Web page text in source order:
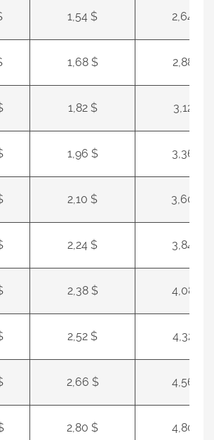
1,54 $ 2,64 $
1,68 $ 2,88 $
1,82 $ 3,12 $
1,96 $ 3,36 $
2,10 $ 3,60 $
2,24 $ 3,84 $
2,38 $ 4,08 $
2,52 $ 4,32 $
2,66 $ 4,56 $
2,80 $ 4,80 $